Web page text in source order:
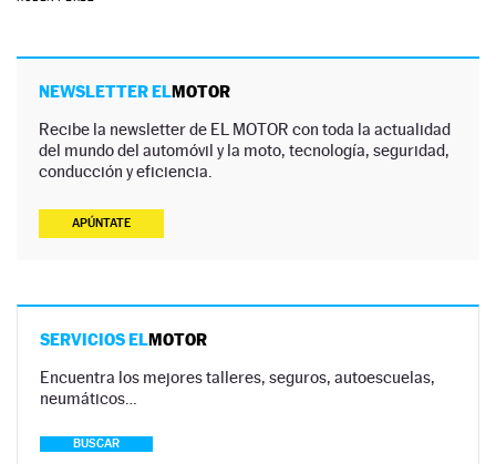
NEWSLETTER ELMOTOR
Recibe la newsletter de EL MOTOR con toda la actualidad
del mundo del automóvil y la moto, tecnología, seguridad,
conducción y eficiencia.
APÚNTATE
SERVICIOS ELMOTOR
Encuentra los mejores talleres, seguros, autoescuelas,
neumáticos…
BUSCAR